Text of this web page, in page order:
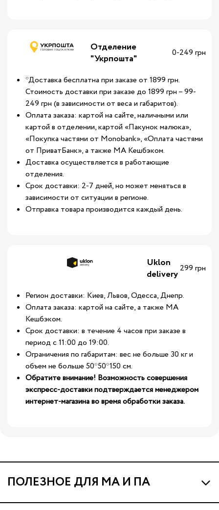
Отделение
"Укрпошта"
0-249 грн
*Доставка бесплатна при заказе от 1899 грн.
Стоимость доставки при заказе до 1899 грн – 99-
249 грн (в зависимости от веса и габаритов).
Оплата заказа: картой на сайте, наличными или
картой в отделении, картой «Пакунок малюка»,
«Покупка частями от Monobank», «Оплата частями
от ПриватБанк», а также МА Кешбэком.
Доставка осуществляется в работающие
отделения.
Срок доставки: 2-7 дней, но может меняться в
зависимости от ситуации в регионе.
Отправка товара производится каждый день.
Uklon
delivery 299 грн
Регион доставки: Киев, Львов, Одесса, Днепр.
Оплата заказа: картой на сайте, а также МА
Кешбэком.
Срок доставки: в течение 4 часов при заказе в
период с 11:00 до 19:00.
Ограничения по габаритам: вес не больше 30 кг и
объем не больше 50*50*150 см.
Обратите внимание! Возможность совершения
экспресс-доставки подтверждается менеджером
интернет-магазина во время обработки заказа.
ПОЛЕЗНОЕ ДЛЯ МА И ПА
Про МА и Маминых Ассистентов